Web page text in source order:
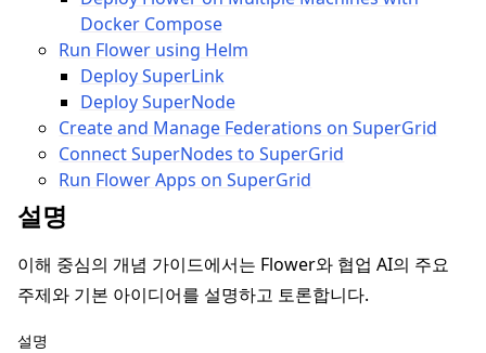
Docker Compose
Run Flower using Helm
Deploy SuperLink
Deploy SuperNode
Create and Manage Federations on SuperGrid
Connect SuperNodes to SuperGrid
Run Flower Apps on SuperGrid
설명
이해 중심의 개념 가이드에서는 Flower와 협업 AI의 주요
주제와 기본 아이디어를 설명하고 토론합니다.
설명